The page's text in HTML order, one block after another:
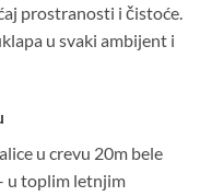
prostranosti i čistoće.
u svaki ambijent i
u crevu 20m bele
u toplim letnjim